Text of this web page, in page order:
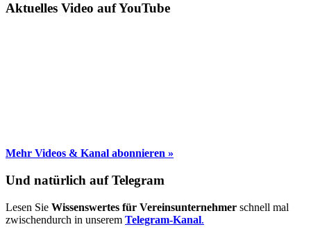
Aktuelles Video auf YouTube
Mehr Videos & Kanal abonnieren »
Und natürlich auf Telegram
Lesen Sie Wissenswertes für Vereinsunternehmer schnell mal
zwischendurch in unserem Telegram-Kanal.